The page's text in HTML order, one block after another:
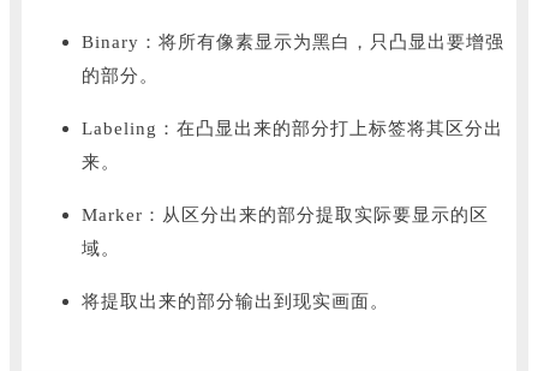
Binary： 将所有像素显示为黑白，只凸显出要增强
的部分。
Labeling： 在凸显出来的部分打上标签将其区分出
来。
Marker： 从区分出来的部分提取实际要显示的区
域。
将提取出来的部分输出到现实画面。